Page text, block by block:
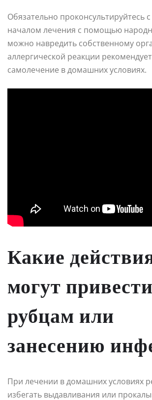
Обязательно проконсультируйтесь
началом лечения с помощью
можно навредить собственному
аллергической реакции
самолечение в домашних условиях.
Какие
могут
рубцам или
занесению
При лечении в домашних условиях
избегать выдавливания или